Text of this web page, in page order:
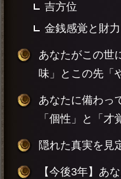
吉方位
金銭感覚と財力
あなたがこの世
味」とこの先「
あなたに備わっ
「個性」と「才
隠れた真実を見
【今後3年】あ